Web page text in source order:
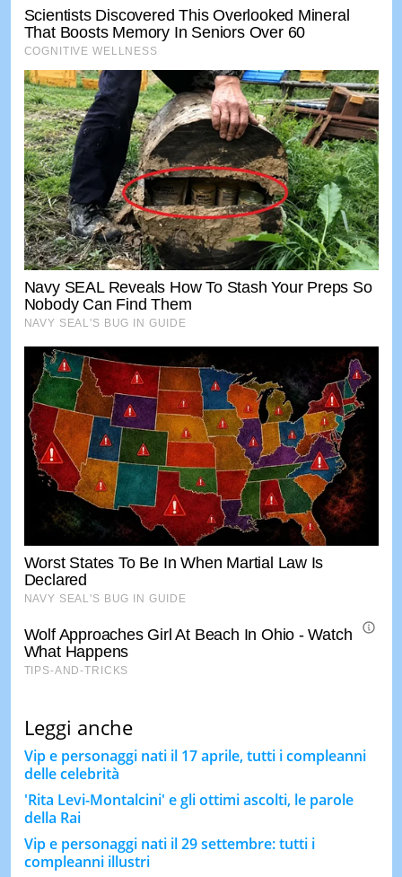
Leggi anche
Vip e personaggi nati il 17 aprile, tutti i compleanni
delle celebrità
'Rita Levi-Montalcini' e gli ottimi ascolti, le parole
della Rai
Vip e personaggi nati il 29 settembre: tutti i
compleanni illustri